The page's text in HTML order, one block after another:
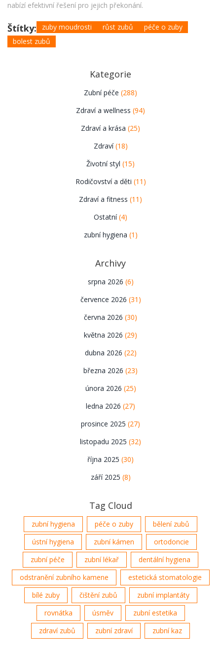
nabízí efektivní řešení pro jejich překonání.
Štítky: zuby moudrosti růst zubů
péče o zuby
bolest zubů
Kategorie
Zubní péče (288)
Zdraví a wellness (94)
Zdraví a krása (25)
Zdraví(18)
Životní styl (15)
Rodičovství a děti (11)
Zdraví a fitness (11)
Ostatní(4)
zubní hygiena (1)
Archivy
srpna 2026 (6)
července 2026 (31)
června 2026 (30)
května 2026 (29)
dubna 2026 (22)
března 2026 (23)
února 2026 (25)
ledna 2026 (27)
prosince 2025 (27)
listopadu 2025 (32)
října 2025 (30)
září 2025 (8)
Tag Cloud
zubní hygiena péče o zuby
bělení zubů
ústní hygiena
zubní kámen
ortodoncie
zubní péče
zubní lékař
dentální hygiena
odstranění zubního kamene
estetická stomatologie
bílé zuby
čištění zubů
zubní implantáty
rovnátka
úsměv
zubní estetika
zdraví zubů
zubní zdraví zubní kaz